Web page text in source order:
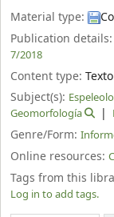
Material type:
Publication details:
7/2018
Content type:
Subject(s):
Geomorfología
Genre/Form:
Online resources:
Tags from this
Log in to add tags.